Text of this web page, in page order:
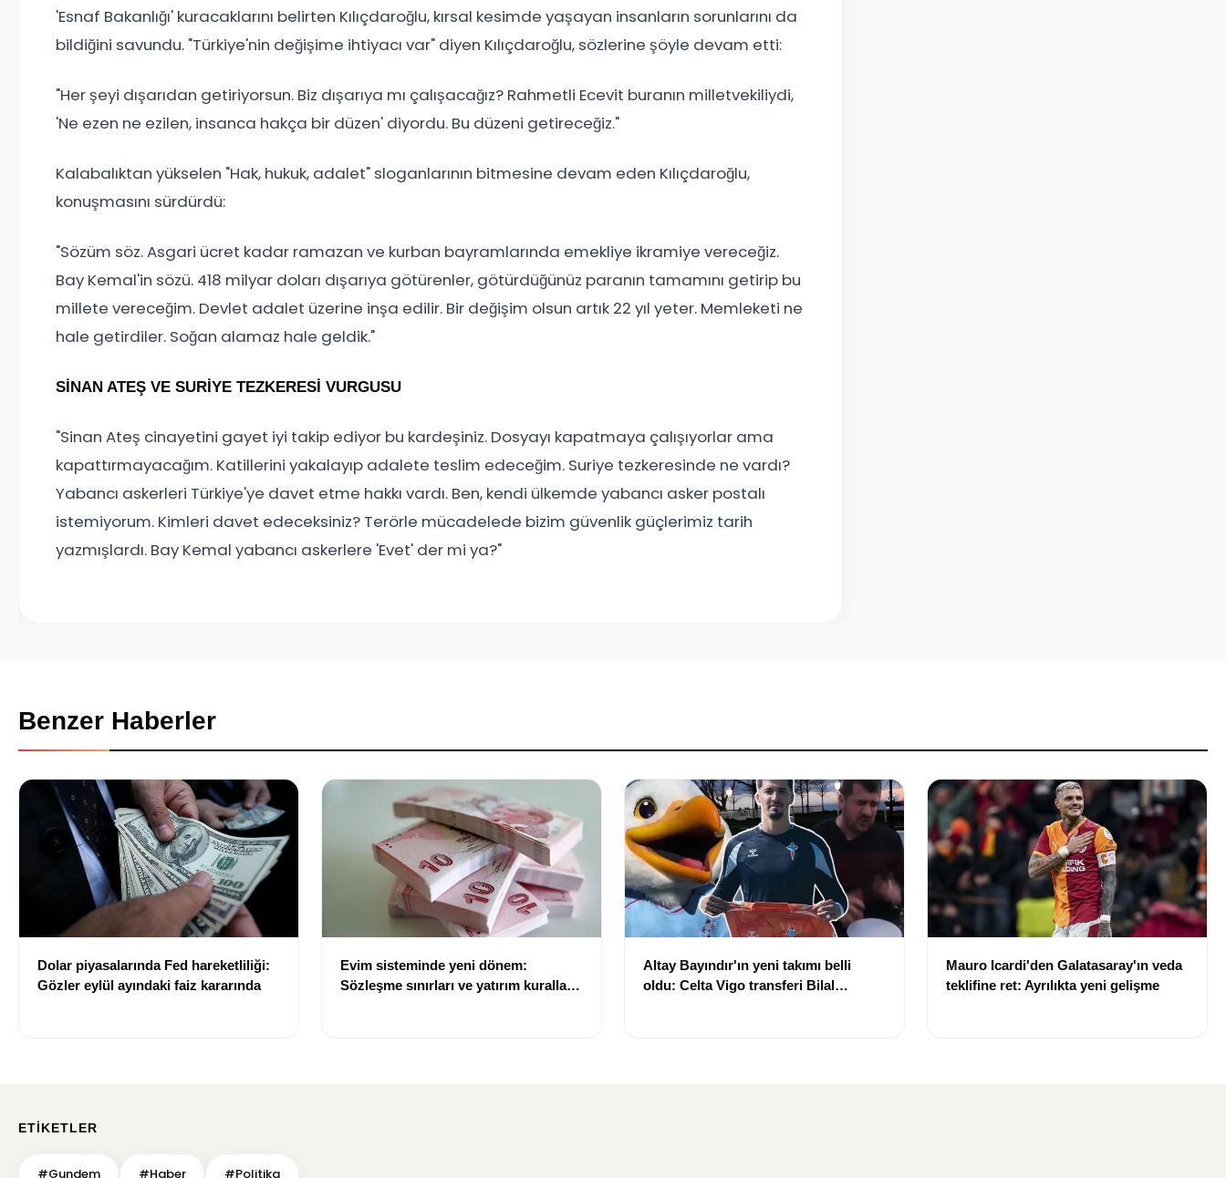
'Esnaf Bakanlığı' kuracaklarını belirten Kılıçdaroğlu, kırsal kesimde yaşayan insanların sorunlarını da
bildiğini savundu. "Türkiye'nin değişime ihtiyacı var" diyen Kılıçdaroğlu, sözlerine şöyle devam etti:
"Her şeyi dışarıdan getiriyorsun. Biz dışarıya mı çalışacağız? Rahmetli Ecevit buranın milletvekiliydi,
'Ne ezen ne ezilen, insanca hakça bir düzen' diyordu. Bu düzeni getireceğiz."
Kalabalıktan yükselen "Hak, hukuk, adalet" sloganlarının bitmesine devam eden Kılıçdaroğlu,
konuşmasını sürdürdü:
"Sözüm söz. Asgari ücret kadar ramazan ve kurban bayramlarında emekliye ikramiye vereceğiz.
Bay Kemal'in sözü. 418 milyar doları dışarıya götürenler, götürdüğünüz paranın tamamını getirip bu
millete vereceğim. Devlet adalet üzerine inşa edilir. Bir değişim olsun artık 22 yıl yeter. Memleketi ne
hale getirdiler. Soğan alamaz hale geldik."
SİNAN ATEŞ VE SURİYE TEZKERESİ VURGUSU
"Sinan Ateş cinayetini gayet iyi takip ediyor bu kardeşiniz. Dosyayı kapatmaya çalışıyorlar ama
kapattırmayacağım. Katillerini yakalayıp adalete teslim edeceğim. Suriye tezkeresinde ne vardı?
Yabancı askerleri Türkiye'ye davet etme hakkı vardı. Ben, kendi ülkemde yabancı asker postalı
istemiyorum. Kimleri davet edeceksiniz? Terörle mücadelede bizim güvenlik güçlerimiz tarih
yazmışlardı. Bay Kemal yabancı askerlere 'Evet' der mi ya?"
Benzer Haberler
Dolar piyasalarında Fed hareketliliği:
Gözler eylül ayındaki faiz kararında
Evim sisteminde yeni dönem:
Sözleşme sınırları ve yatırım kuralları
Altay Bayındır'ın yeni takımı belli
oldu: Celta Vigo transferi Bilal
Mauro Icardi'den Galatasaray'ın veda
teklifine ret: Ayrılıkta yeni gelişme
ETIKETLER
#Gundem #Haber #Politika